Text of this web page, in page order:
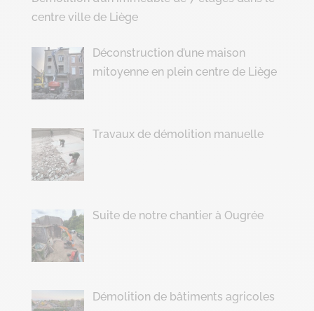
centre ville de Liège
Déconstruction d’une maison
mitoyenne en plein centre de Liège
Travaux de démolition manuelle
Suite de notre chantier à Ougrée
Démolition de bâtiments agricoles